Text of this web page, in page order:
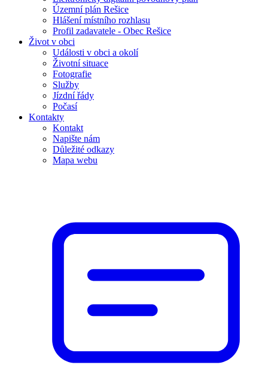
Územní plán Rešice
Hlášení místního rozhlasu
Profil zadavatele - Obec Rešice
Život v obci
Události v obci a okolí
Životní situace
Fotografie
Služby
Jízdní řády
Počasí
Kontakty
Kontakt
Napište nám
Důležité odkazy
Mapa webu